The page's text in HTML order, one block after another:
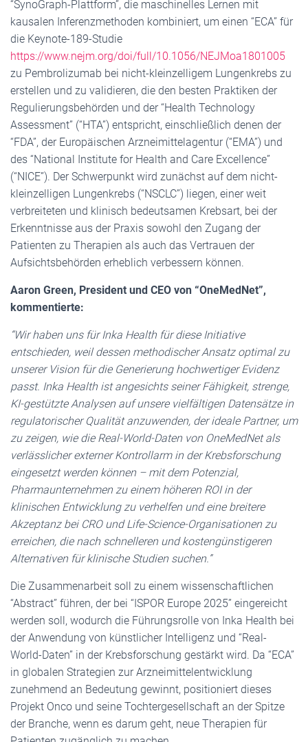
“SynoGraph-Plattform”, die maschinelles Lernen mit
kausalen Inferenzmethoden kombiniert, um einen “ECA” für
die Keynote-189-Studie
https://www.nejm.org/doi/full/10.1056/NEJMoa1801005
zu Pembrolizumab bei nicht-kleinzelligem Lungenkrebs zu
erstellen und zu validieren, die den besten Praktiken der
Regulierungsbehörden und der “Health Technology
Assessment” (“HTA”) entspricht, einschließlich denen der
“FDA”, der Europäischen Arzneimittelagentur (“EMA”) und
des “National Institute for Health and Care Excellence”
(“NICE”). Der Schwerpunkt wird zunächst auf dem nicht-
kleinzelligen Lungenkrebs (“NSCLC”) liegen, einer weit
verbreiteten und klinisch bedeutsamen Krebsart, bei der
Erkenntnisse aus der Praxis sowohl den Zugang der
Patienten zu Therapien als auch das Vertrauen der
Aufsichtsbehörden erheblich verbessern können.
Aaron Green, President und CEO von “OneMedNet”,
kommentierte:
“Wir haben uns für Inka Health für diese Initiative
entschieden, weil dessen methodischer Ansatz optimal zu
unserer Vision für die Generierung hochwertiger Evidenz
passt. Inka Health ist angesichts seiner Fähigkeit, strenge,
KI-gestützte Analysen auf unsere vielfältigen Datensätze in
regulatorischer Qualität anzuwenden, der ideale Partner, um
zu zeigen, wie die Real-World-Daten von OneMedNet als
verlässlicher externer Kontrollarm in der Krebsforschung
eingesetzt werden können – mit dem Potenzial,
Pharmaunternehmen zu einem höheren ROI in der
klinischen Entwicklung zu verhelfen und eine breitere
Akzeptanz bei CRO und Life-Science-Organisationen zu
erreichen, die nach schnelleren und kostengünstigeren
Alternativen für klinische Studien suchen.”
Die Zusammenarbeit soll zu einem wissenschaftlichen
“Abstract” führen, der bei “ISPOR Europe 2025” eingereicht
werden soll, wodurch die Führungsrolle von Inka Health bei
der Anwendung von künstlicher Intelligenz und “Real-
World-Daten” in der Krebsforschung gestärkt wird. Da “ECA”
in globalen Strategien zur Arzneimittelentwicklung
zunehmend an Bedeutung gewinnt, positioniert dieses
Projekt Onco und seine Tochtergesellschaft an der Spitze
der Branche, wenn es darum geht, neue Therapien für